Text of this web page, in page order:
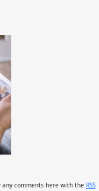
any comments here with the RSS